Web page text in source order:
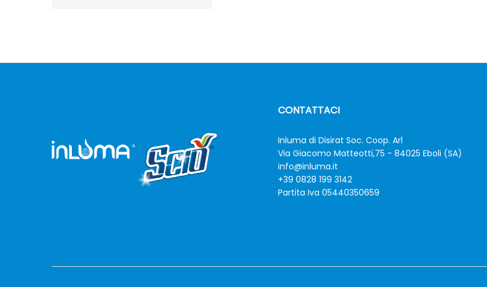
CONTATTACI
Inluma di Disirat Soc. Coop. Arl
Via Giacomo Matteotti,75 - 84025 Eboli (SA)
info@inluma.it
+39 0828 199 3142
Partita Iva 05440350659